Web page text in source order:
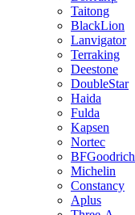
Taitong
BlackLion
Lanvigator
Terraking
Deestone
DoubleStar
Haida
Fulda
Kapsen
Nortec
BFGoodrich
Michelin
Constancy
Aplus